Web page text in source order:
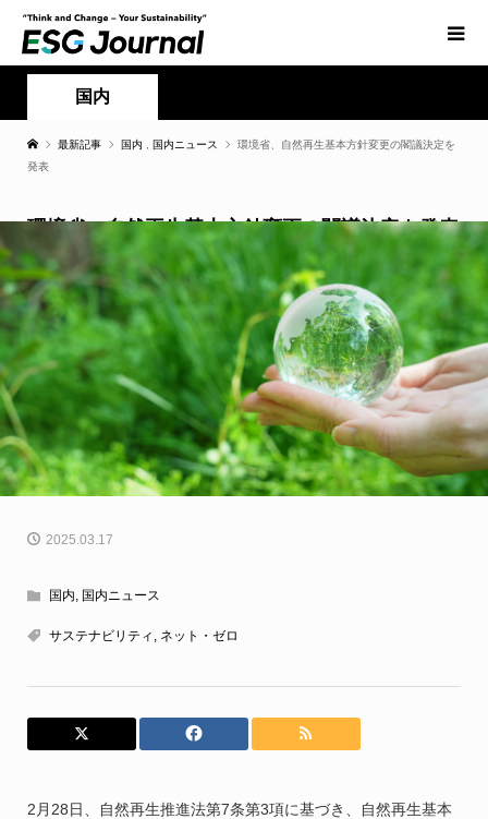
国内
最新記事 国内 国内ニュース
環境省、自然再生基本方針変更の閣議決定を
発表
環境省、自然再生基本方針変更の閣議決定を発表
2025.03.17
国内, 国内ニュース
サステナビリティ , ネット・ゼロ
2月28日、自然再生推進法第7条第3項に基づき、自然再生基本